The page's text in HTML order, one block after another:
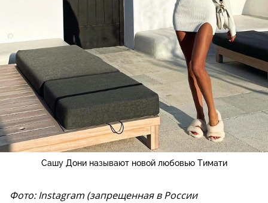
Сашу Дони называют новой любовью Тимати
Фото: Instagram (запрещенная в России